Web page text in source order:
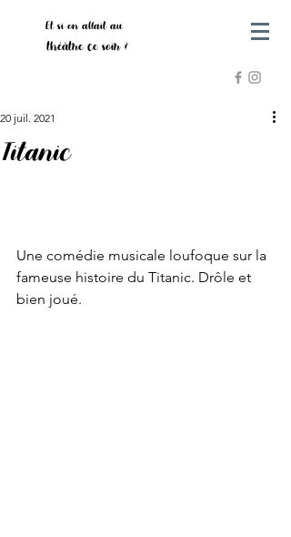
Et si on allait au
théâtre ce soir ?
Titanic
20 juil. 2021
Une comédie musicale loufoque sur la
fameuse histoire du Titanic. Drôle et
bien joué.